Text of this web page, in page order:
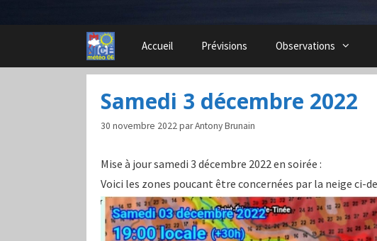
Accueil Prévisions Observations
Samedi 3 décembre 2022
30 novembre 2022parAntony Brunain
Mise à jour samedi 3 décembre 2022 en soirée :
Voici les zones poucant être concernées par la neige ci-